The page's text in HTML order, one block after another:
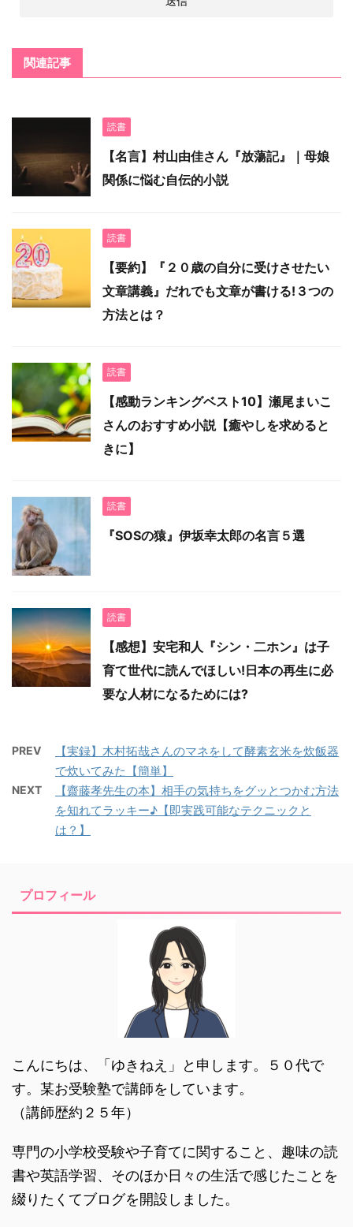
関連記事
読書
【名言】村山由佳さん『放蕩記』｜母娘
関係に悩む自伝的小説
読書
【要約】『２０歳の自分に受けさせたい
文章講義』だれでも文章が書ける!３つの
方法とは？
読書
【感動ランキングベスト10】瀬尾まいこ
さんのおすすめ小説【癒やしを求めると
きに】
読書
『SOSの猿』伊坂幸太郎の名言５選
読書
【感想】安宅和人『シン・二ホン』は子
育て世代に読んでほしい!日本の再生に必
要な人材になるためには?
PREV
【実録】木村拓哉さんのマネをして酵素玄米を炊飯器
で炊いてみた【簡単】
NEXT
【齋藤孝先生の本】相手の気持ちをグッとつかむ方法
を知れてラッキー♪【即実践可能なテクニックと
は？】
プロフィール
こんにちは、「ゆきねえ」と申します。５０代で
す。某お受験塾で講師をしています。
（講師歴約２５年）
専門の小学校受験や子育てに関すること、趣味の読
書や英語学習、そのほか日々の生活で感じたことを
綴りたくてブログを開設しました。